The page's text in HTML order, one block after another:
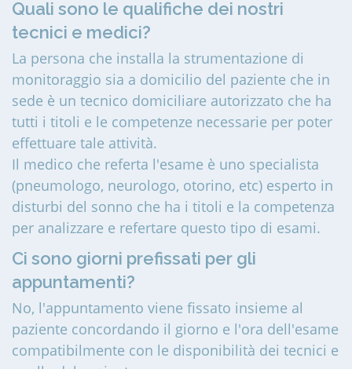
Quali sono le qualifiche dei nostri
tecnici e medici?
La persona che installa la strumentazione di
monitoraggio sia a domicilio del paziente che in
sede è un tecnico domiciliare autorizzato che ha
tutti i titoli e le competenze necessarie per poter
effettuare tale attività.
Il medico che referta l'esame è uno specialista
(pneumologo, neurologo, otorino, etc) esperto in
disturbi del sonno che ha i titoli e la competenza
per analizzare e refertare questo tipo di esami.
Ci sono giorni prefissati per gli
appuntamenti?
No, l'appuntamento viene fissato insieme al
paziente concordando il giorno e l'ora dell'esame
compatibilmente con le disponibilità dei tecnici e